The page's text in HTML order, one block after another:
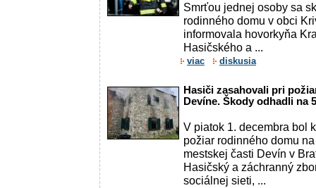
Smrťou jednej osoby sa
rodinného domu v obci
informovala hovorkyňa
Hasičského a ...
viac diskusia
Hasiči zasahovali pri
Devíne. Škody odhadli na
V piatok 1. decembra bol
požiar rodinného domu
mestskej časti Devín v
Hasičský a záchranný
sociálnej sieti, ...